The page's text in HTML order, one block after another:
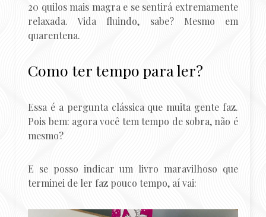
20 quilos mais magra e se sentirá extremamente
relaxada. Vida fluindo, sabe? Mesmo em
quarentena.
Como ter tempo para ler?
Essa é a pergunta clássica que muita gente faz.
Pois bem: agora você tem tempo de sobra, não é
mesmo?
E se posso indicar um livro maravilhoso que
terminei de ler faz pouco tempo, aí vai: